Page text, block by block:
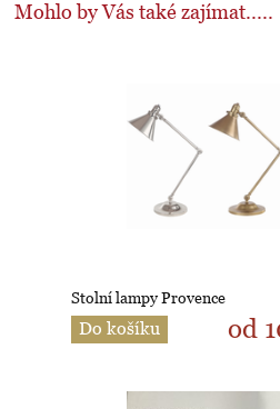
Mohlo by Vás také zajímat.....
Stolní lampy Provence
Do košíku od